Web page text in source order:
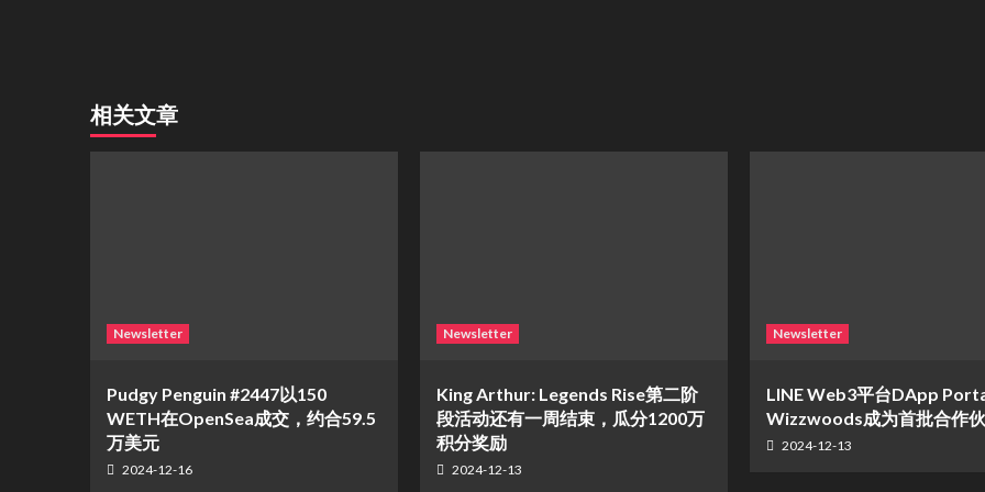
相关文章
Newsletter
Pudgy Penguin #2447以150
WETH在OpenSea成交，约合59.5
万美元
2024-12-16
Newsletter
King Arthur: Legends Rise第二阶
段活动还有一周结束，瓜分1200万
积分奖励
2024-12-13
Newsletter
LINE Web3平台DApp
Wizzwoods成为首批合作
2024-12-13